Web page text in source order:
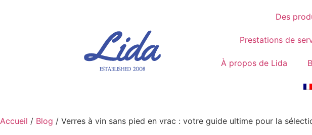
Des
Prestations de
À propos de Lida
Accueil / Blog / Verres à vin sans pied en vrac : votre guide ultime pour la